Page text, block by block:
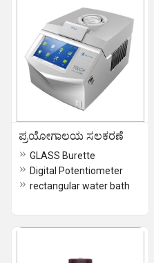
ಪ್ರಯೋಗಾಲಯ ಸಲಕರಣೆ
GLASS Burette
Digital Potentiometer
rectangular water bath